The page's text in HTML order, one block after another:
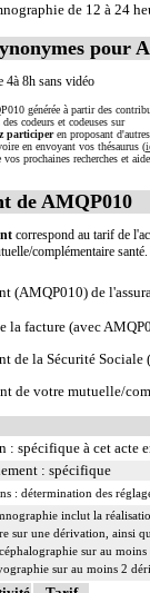
de 12 à 24
pour
4à 8h sans vidéo
générée à partir des
codeurs et codeuses sur
participeren proposant
en envoyant vos thésaurus (
prochaines recherches et
de AMQP010
correspond au tarif de
complémentaire santé.
(AMQP010) de
la facture (avec
de la Sécurité Sociale
de votre mutuelle/
: spécifique à cet acte
: spécifique
: détermination des
inclut la
sur une dérivation, ainsi
sur au
sur au moins 2
physiologiques